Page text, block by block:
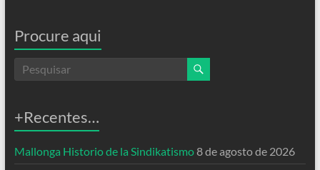
Procure aqui
+Recentes…
Mallonga Historio de la Sindikatismo8 de agosto de 2026